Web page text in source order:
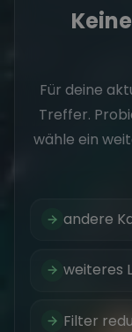
Für deine
Treffer.
wähle ein
andere
weiteres
Filter